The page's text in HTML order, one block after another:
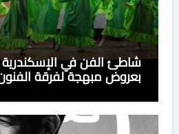
شاطئ الفن في الإسكندرية
بعروض مبهجة لفرقة